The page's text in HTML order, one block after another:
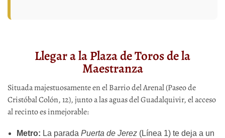
Llegar a la Plaza de Toros de la
Maestranza
Situada majestuosamente en el Barrio del Arenal (Paseo de
Cristóbal Colón, 12), junto a las aguas del Guadalquivir, el acceso
al recinto es inmejorable:
Metro: La parada Puerta de Jerez(Línea 1) te deja a un